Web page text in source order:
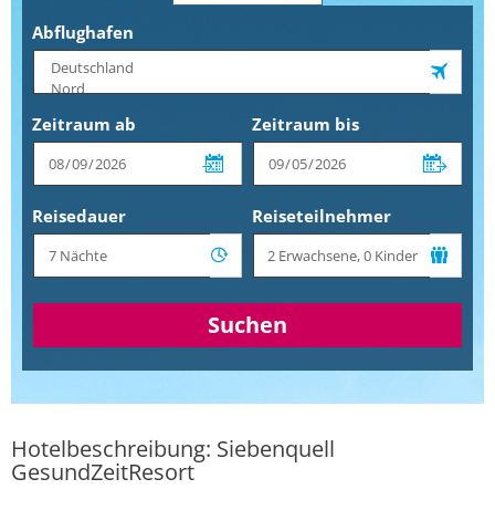
Abflughafen
Zeitraum ab Zeitraum bis
Reisedauer Reiseteilnehmer
Suchen
Hotelbeschreibung: Siebenquell
GesundZeitResort